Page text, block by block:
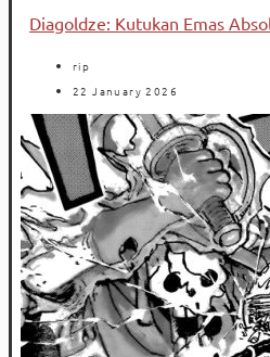
Diagoldze: Kutukan Emas
rip
22 January 2026